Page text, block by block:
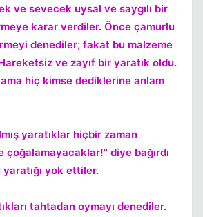
ve sevecek uysal ve saygılı bir
karar verdiler. Önce çamurlu
denediler; fakat bu malzeme
ve zayıf bir yaratık oldu.
hiç kimse dediklerine anlam
yaratıklar hiçbir zaman
çoğalamayacaklar!" diye bağırdı
yaratığı yok ettiler.
tahtadan oymayı denediler.
Kapat